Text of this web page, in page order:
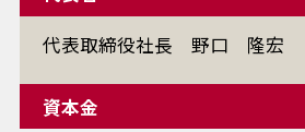
代表取締役社長 野口 隆宏
資本金